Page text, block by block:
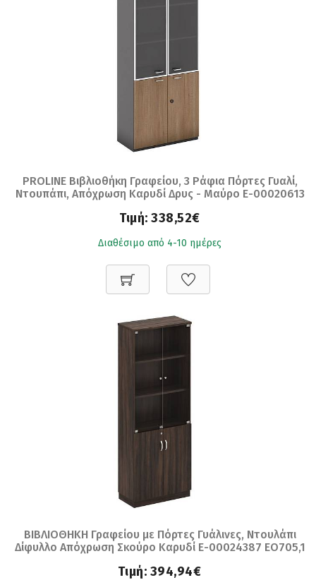
PROLINE Βιβλιοθήκη Γραφείου, 3 Ράφια Πόρτες Γυαλί,
Ντουπάπι, Απόχρωση Καρυδί Δρυς - Μαύρο Ε-00020613
Τιμή:338,52€
Διαθέσιμο από 4-10 ημέρες
ΒΙΒΛΙΟΘΗΚΗ Γραφείου με Πόρτες Γυάλινες, Ντουλάπι
Δίφυλλο Απόχρωση Σκούρο Καρυδί Ε-00024387 ΕΟ705,1
Τιμή: 394,94€